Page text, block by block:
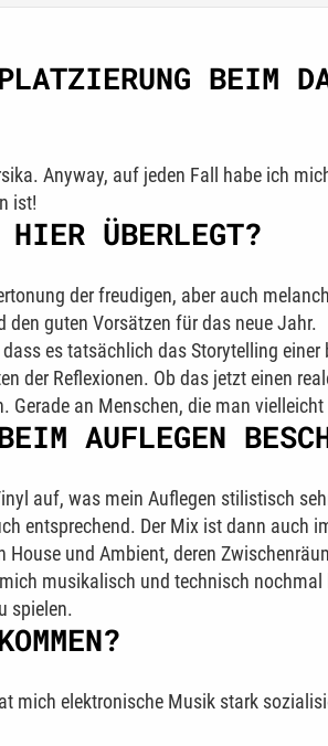
PLATZIERUNG
Anyway, auf jeden Fall habe ich
ist!
ÜBERLEGT?
der freudigen, aber auch
den guten Vorsätzen für das neue Jahr.
es tatsächlich das Storytelling
der Reflexionen. Ob das jetzt einen
an Menschen, die man
AUFLEGEN
auf, was mein Auflegen stilistisch
entsprechend. Der Mix ist dann auch
und Ambient, deren
musikalisch und technisch
spielen.
mich elektronische Musik stark